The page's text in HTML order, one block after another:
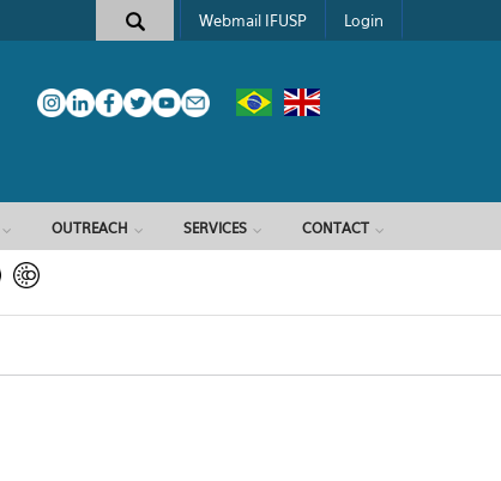
Webmail IFUSP Login
OUTREACH SERVICES CONTACT